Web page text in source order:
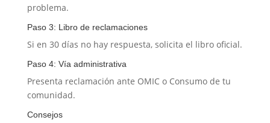
problema.
Paso 3: Libro de reclamaciones
Si en 30 días no hay respuesta, solicita el libro oficial.
Paso 4: Vía administrativa
Presenta reclamación ante OMIC o Consumo de tu
comunidad.
Consejos